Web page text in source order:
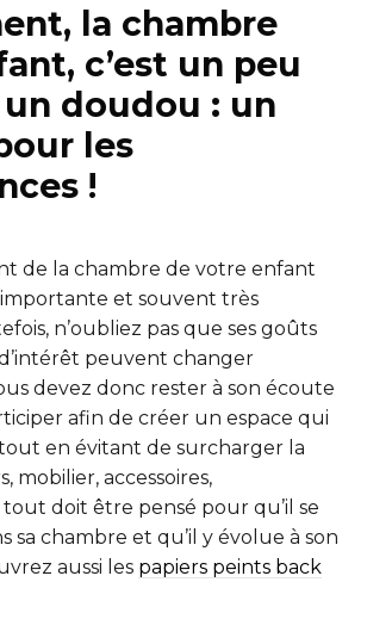
la chambre
c’est un peu
doudou : un
les
!
de la chambre de votre enfant
et souvent très
n’oubliez pas que ses goûts
peuvent changer
devez donc rester à son écoute
afin de créer un espace qui
tout en évitant de surcharger la
mobilier, accessoires,
doit être pensé pour qu’il se
sa chambre et qu’il y évolue à son
aussi les papiers peints back